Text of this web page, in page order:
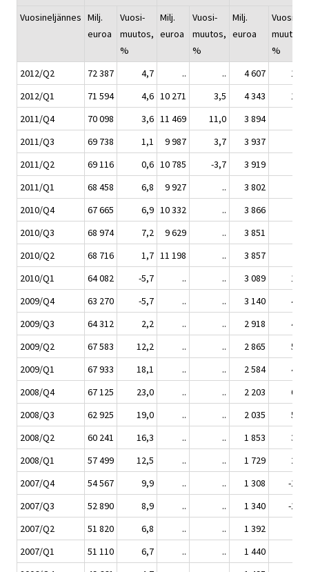
Vuosineljännes Milj.
euroa
Vuosi-
muutos,
%
Milj.
euroa
Vuosi-
muutos,
%
Milj.
euroa
Vuosi-
muutos,
%
2012/Q2
72 387 4,7 .. .. 4 607
17,6
2012/Q1
71 594 4,6 10 271 3,5 4 343
14,2
2011/Q4
70 098 3,6 11 469 11,0 3 894
2011/Q3
69 738 1,1 9 987 3,7 3 937
2011/Q2
69 116 0,6 10 785 -3,7 3 919
2011/Q1
68 458 6,8 9 927 .. 3 802
2010/Q4
67 665 6,9 10 332 .. 3 866
2010/Q3
68 974 7,2 9 629 .. 3 851
2010/Q2
68 716 1,7 11 198 .. 3 857
2010/Q1
64 082 -5,7 .. .. 3 089
19,5
2009/Q4
63 270 -5,7 .. .. 3 140
42,5
2009/Q3
64 312 2,2 .. .. 2 918
43,4
2009/Q2
67 583 12,2 .. .. 2 865
54,7
2009/Q1
67 933 18,1 .. .. 2 584
49,5
2008/Q4
67 125 23,0 .. .. 2 203
68,5
2008/Q3
62 925 19,0 .. .. 2 035
51,9
2008/Q2
60 241 16,3 .. .. 1 853
33,1
2008/Q1
57 499 12,5 .. .. 1 729
20,1
2007/Q4
54 567 9,9 .. .. 1 308
-12,6
2007/Q3
52 890 8,9 .. .. 1 340
-13,2
2007/Q2
51 820 6,8 .. .. 1 392
2007/Q1
51 110 6,7 .. .. 1 440